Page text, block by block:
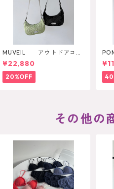
MUVEIL アウトドアコラ
ボショルダーバッグ
¥22,880
20%OFF
その他の